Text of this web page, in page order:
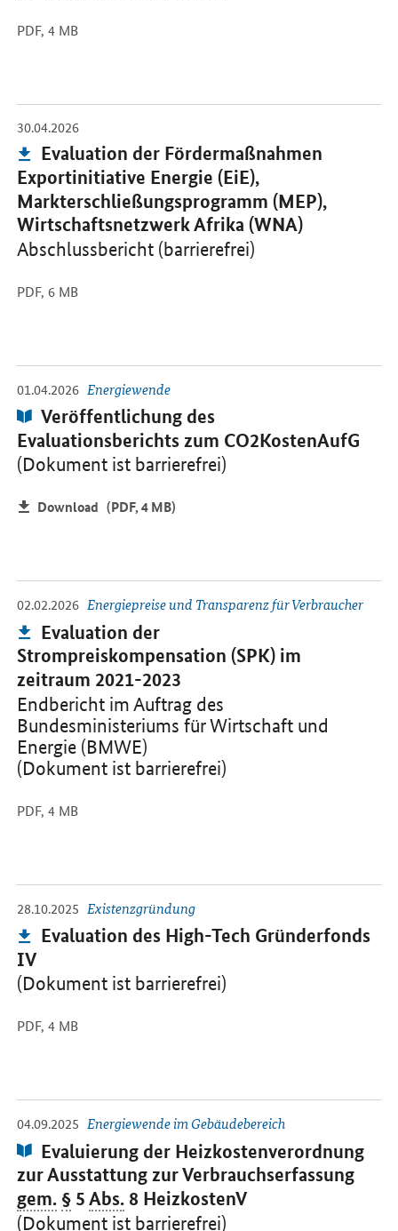
PDF, 4 MB
30.04.2026
Publikation:
Evaluation der Fördermaßnahmen
Exportinitiative Energie (EiE),
Markterschließungsprogramm (MEP),
Wirtschaftsnetzwerk Afrika (WNA)
Abschlussbericht (barrierefrei)
PDF, 6 MB
Öffnet PDF "Evaluation der Fördermaßnahmen Exportinitiative
01.04.2026 -
Energiewende
Publikation:
Veröffentlichung des
Evaluationsberichts zum CO2KostenAufG
(Dokument ist barrierefrei)
Download (PDF, 4 MB)
Öffnet PDF "Veröffentlichung des Evaluationsberichts zum
02.02.2026 -
Energiepreise und Transparenz für Verbraucher
Publikation:
Evaluation der
Strompreiskompensation (SPK) im
zeitraum 2021-2023
Endbericht im Auftrag des
Bundesministeriums für Wirtschaft und
Energie (BMWE)
(Dokument ist barrierefrei)
PDF, 4 MB
Öffnet PDF "Evaluation der Strompreiskompensation (SPK) im
28.10.2025 -
Existenzgründung
Publikation:
Evaluation des High-Tech Gründerfonds
IV
(Dokument ist barrierefrei)
PDF, 4 MB
Öffnet PDF "Evaluation des High-Tech Gründerfonds IV" in
04.09.2025 -
Energiewende im Gebäudebereich
Publikation:
Evaluierung der Heizkostenverordnung
zur Ausstattung zur Verbrauchserfassung
gem. § 5Abs. 8 HeizkostenV
(Dokument ist barrierefrei)
Öffnet PDF "Evaluierung der Heizkostenverordnung zur